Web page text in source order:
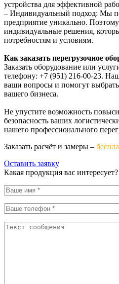
устройства для эффективной
– Индивидуальный подход: Мы
предприятие уникально.
индивидуальные решения,
потребностям и условиям.
Как заказать перегрузочное
Заказать оборудование или
телефону: +7 (951) 216-00-23.
ваши вопросы и помогут
вашего бизнеса.
Не упустите возможность
безопасность ваших
нашего профессионального
Заказать расчёт и замеры –
Оставить заявку
Какая продукция вас интересует?